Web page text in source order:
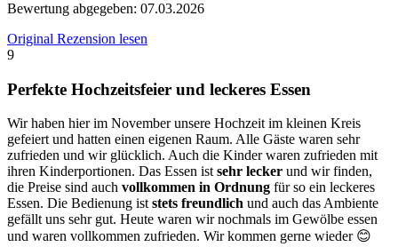
Bewertung abgegeben: 07.03.2026
Original Rezension lesen
9
Perfekte Hochzeitsfeier und leckeres Essen
Wir haben hier im November unsere Hochzeit im kleinen Kreis
gefeiert und hatten einen eigenen Raum. Alle Gäste waren sehr
zufrieden und wir glücklich. Auch die Kinder waren zufrieden mit
ihren Kinderportionen. Das Essen istsehr lecker und wir finden,
die Preise sind auch vollkommen in Ordnung für so ein leckeres
Essen. Die Bedienung iststets freundlich und auch das Ambiente
gefällt uns sehr gut. Heute waren wir nochmals im Gewölbe essen
und waren vollkommen zufrieden. Wir kommen gerne wieder 😊